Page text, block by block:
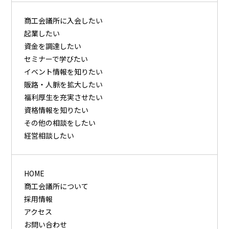
商⼯会議所に⼊会したい
起業したい
資⾦を調達したい
セミナーで学びたい
イベント情報を知りたい
販路・⼈脈を拡⼤したい
福利厚⽣を充実させたい
資格情報を知りたい
その他の相談をしたい
経営相談したい
HOME
商工会議所について
採用情報
アクセス
お問い合わせ